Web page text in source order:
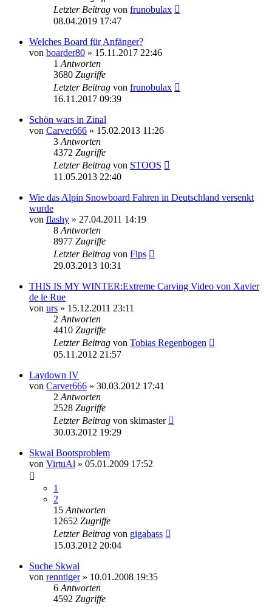
Letzter Beitrag von frunobulax
08.04.2019 17:47
Welches Board für Anfänger?
von boarder80 » 15.11.2017 22:46
1 Antworten
3680 Zugriffe
Letzter Beitrag von frunobulax
16.11.2017 09:39
Schön wars in Zinal
von Carver666 » 15.02.2013 11:26
3 Antworten
4372 Zugriffe
Letzter Beitrag von STOOS
11.05.2013 22:40
Wie das Alpin Snowboard Fahren in Deutschland versenkt
wurde
von flashy » 27.04.2011 14:19
8 Antworten
8977 Zugriffe
Letzter Beitrag von Fips
29.03.2013 10:31
THIS IS MY WINTER:Extreme Carving Video von Xavier
de le Rue
von urs » 15.12.2011 23:11
2 Antworten
4410 Zugriffe
Letzter Beitrag von Tobias Regenbogen
05.11.2012 21:57
Laydown IV
von Carver666 » 30.03.2012 17:41
2 Antworten
2528 Zugriffe
Letzter Beitrag von skimaster
30.03.2012 19:29
Skwal Bootsproblem
von VirtuAl » 05.01.2009 17:52
1
2
15 Antworten
12652 Zugriffe
Letzter Beitrag von gigabass
15.03.2012 20:04
Suche Skwal
von renntiger» 10.01.2008 19:35
6 Antworten
4592 Zugriffe